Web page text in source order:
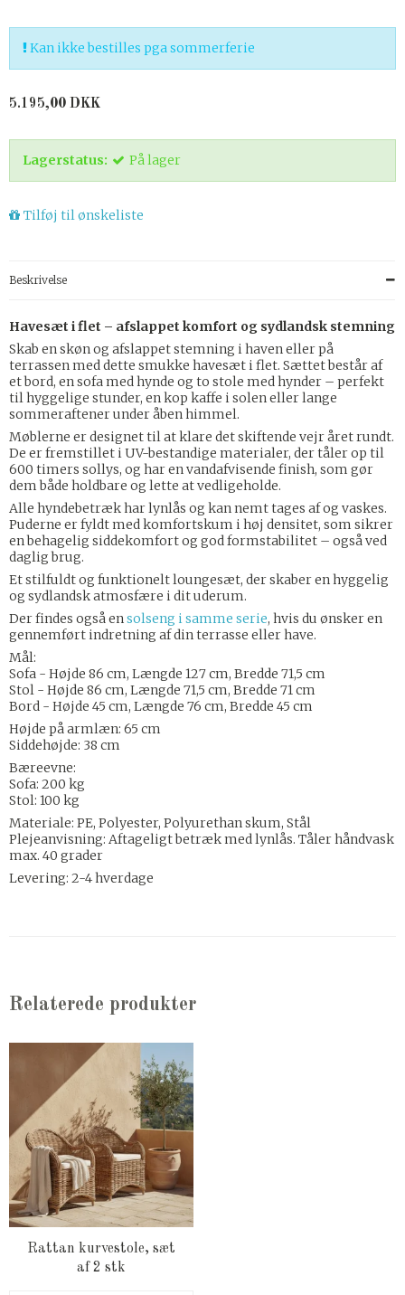
Kan ikke bestilles pga sommerferie
5.195,00 DKK
Lagerstatus: På lager
Tilføj til ønskeliste
Beskrivelse
Havesæt i flet – afslappet komfort og sydlandsk stemning
Skab en skøn og afslappet stemning i haven eller på
terrassen med dette smukke havesæt i flet. Sættet består af
et bord, en sofa med hynde og to stole med hynder – perfekt
til hyggelige stunder, en kop kaffe i solen eller lange
sommeraftener under åben himmel.
Møblerne er designet til at klare det skiftende vejr året rundt.
De er fremstillet i UV-bestandige materialer, der tåler op til
600 timers sollys, og har en vandafvisende finish, som gør
dem både holdbare og lette at vedligeholde.
Alle hyndebetræk har lynlås og kan nemt tages af og vaskes.
Puderne er fyldt med komfortskum i høj densitet, som sikrer
en behagelig siddekomfort og god formstabilitet – også ved
daglig brug.
Et stilfuldt og funktionelt loungesæt, der skaber en hyggelig
og sydlandsk atmosfære i dit uderum.
Der findes også ensolseng i samme serie, hvis du ønsker en
gennemført indretning af din terrasse eller have.
Mål:
Sofa - Højde 86 cm, Længde 127 cm, Bredde 71,5 cm
Stol - Højde 86 cm, Længde 71,5 cm, Bredde 71 cm
Bord - Højde 45 cm, Længde 76 cm, Bredde 45 cm
Højde på armlæn: 65 cm
Siddehøjde: 38 cm
Bæreevne:
Sofa: 200 kg
Stol: 100 kg
Materiale: PE, Polyester, Polyurethan skum, Stål
Plejeanvisning: Aftageligt betræk med lynlås. Tåler håndvask
max. 40 grader
Levering: 2-4 hverdage
Relaterede produkter
Rattan kurvestole, sæt
af 2 stk